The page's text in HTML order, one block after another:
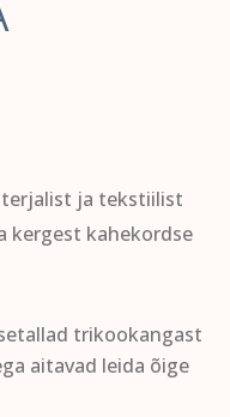
ja tekstiilist
kergest kahekordse
trikookangast
aitavad leida õige